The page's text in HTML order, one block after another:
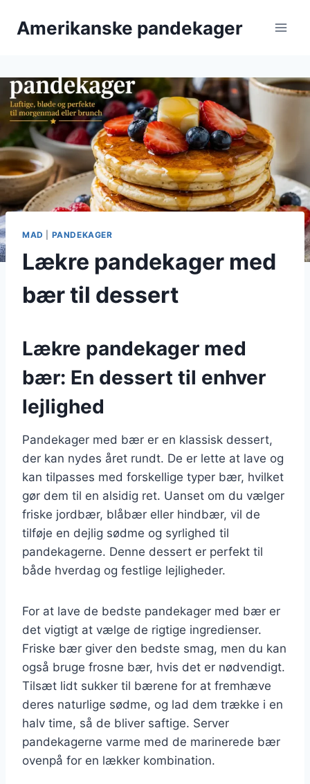
Amerikanske pandekager
MAD PANDEKAGER
Lækre pandekager med
bær til dessert
Lækre pandekager med
bær: En dessert til enhver
lejlighed
Pandekager med bær er en klassisk dessert,
der kan nydes året rundt. De er lette at lave og
kan tilpasses med forskellige typer bær, hvilket
gør dem til en alsidig ret. Uanset om du vælger
friske jordbær, blåbær eller hindbær, vil de
tilføje en dejlig sødme og syrlighed til
pandekagerne. Denne dessert er perfekt til
både hverdag og festlige lejligheder.
For at lave de bedste pandekager med bær er
det vigtigt at vælge de rigtige ingredienser.
Friske bær giver den bedste smag, men du kan
også bruge frosne bær, hvis det er nødvendigt.
Tilsæt lidt sukker til bærene for at fremhæve
deres naturlige sødme, og lad dem trække i en
halv time, så de bliver saftige. Server
pandekagerne varme med de marinerede bær
ovenpå for en lækker kombination.